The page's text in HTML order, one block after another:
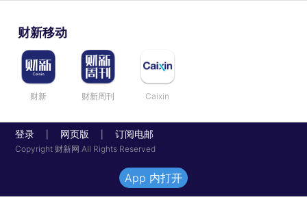
财新移动
财新 财新周刊 Caixin
登录 网页版 订阅电邮
Copyright 财新网 All Rights Reserved
App 内打开